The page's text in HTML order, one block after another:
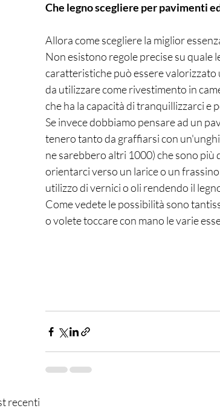
Che legno scegliere per pavimenti
Allora come scegliere la miglior
Non esistono regole precise su quale
caratteristiche può essere
da utilizzare come rivestimento in
che ha la capacità di tranquillizzarci
Se invece dobbiamo pensare ad un
tenero tanto da graffiarsi con
ne sarebbero altri 1000) che sono
orientarci verso un larice o un
utilizzo di vernici o oli rendendo il
Come vedete le possibilità sono
o volete toccare con mano le varie
recenti